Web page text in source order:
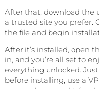
After that, download the
a trusted site you prefer.
the file and begin
After it’s installed, open
in, and you’re all set to
everything unlocked.
before installing, use a